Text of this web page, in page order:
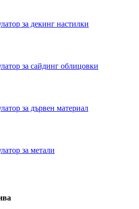
за декинг настилки
за сайдинг облицовки
за дървен материал
за метали